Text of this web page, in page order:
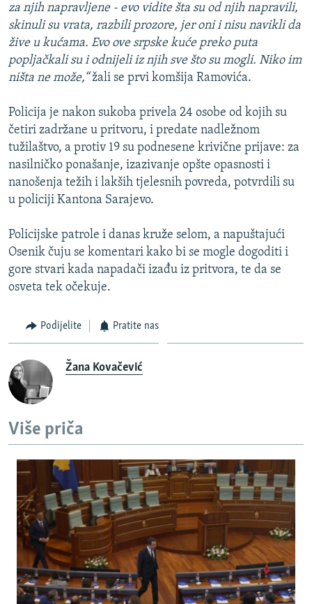
za njih napravljene - evo vidite šta su od njih napravili,
skinuli su vrata, razbili prozore, jer oni i nisu navikli da
žive u kućama. Evo ove srpske kuće preko puta
popljačkali su i odnijeli iz njih sve što su mogli. Niko im
ništa ne može,“žali se prvi komšija Ramovića.
Policija je nakon sukoba privela 24 osobe od kojih su
četiri zadržane u pritvoru, i predate nadležnom
tužilaštvo, a protiv 19 su podnesene krivične prijave: za
nasilničko ponašanje, izazivanje opšte opasnosti i
nanošenja težih i lakših tjelesnih povreda, potvrdili su
u policiji Kantona Sarajevo.
Policijske patrole i danas kruže selom, a napuštajući
Osenik čuju se komentari kako bi se mogle dogoditi i
gore stvari kada napadači izađu iz pritvora, te da se
osveta tek očekuje.
Podijelite Pratite nas
Žana Kovačević
Više priča